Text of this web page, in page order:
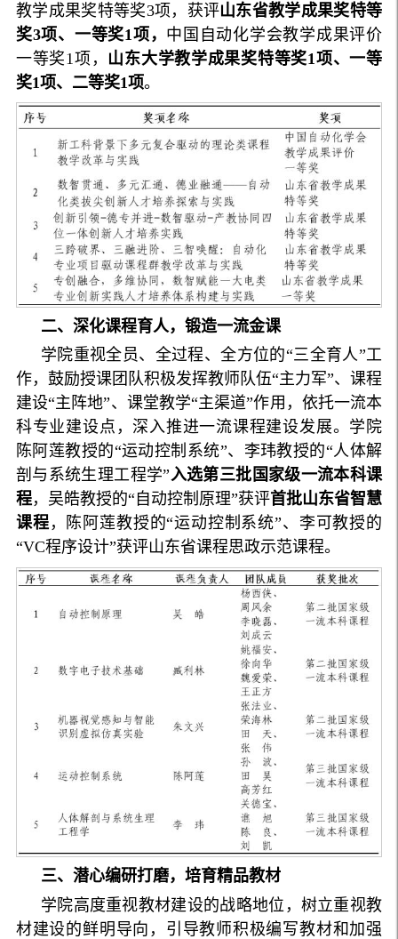
教学成果奖特等奖3项，获评山东省教学成果奖特等
奖3项、一等奖1项， 中国自动化学会教学成果评价
一等奖1项， 山东大学教学成果奖特等奖1项、一等
奖1项、二等奖1项。
二、深化课程育人，锻造一流金课
学院重视全员、全过程、全方位的“三全育人”工
作，鼓励授课团队积极发挥教师队伍“主力军”、课程
建设“主阵地”、课堂教学“主渠道”作用，依托一流本
科专业建设点，深入推进一流课程建设发展。学院
陈阿莲教授的“运动控制系统”、李玮教授的“人体解
剖与系统生理工程学”入选第三批国家级一流本科课
程，吴皓教授的“自动控制原理”获评首批山东省智慧
课程 ，陈阿莲教授的“运动控制系统”、李可教授的
“VC程序设计”获评山东省课程思政示范课程。
三、潜心编研打磨，培育精品教材
学院高度重视教材建设的战略地位，树立重视教
材建设的鲜明导向，引导教师积极编写教材和加强